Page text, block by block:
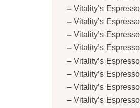
– Vitality’s
– Vitality’s
– Vitality’s
– Vitality’s
– Vitality’s
– Vitality’s
– Vitality’s
– Vitality’s